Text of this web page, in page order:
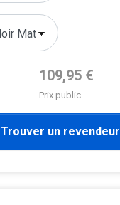
Prix de base
109,95 €
Prix public
Trouver un revendeur